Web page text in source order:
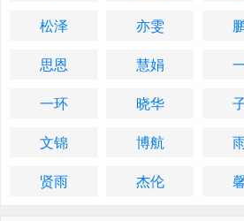
松泽
亦雯
思恩
慧娟
一环
晓华
文锦
博航
贤雨
杰伦